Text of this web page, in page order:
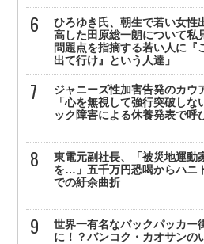
ひろゆき氏、朝生で若い女性
高した田原総一朗について私
問題点を指摘する若い人に『
出て行け』という人達」
ジャニーズ性加害告発のカウ
「心を無視して強行突破しな
ック障害による休養発表で呼
東電元副社長、「被災地運動
を…」五千万円恐喝からハニ
での紆余曲折
世界一有名なバックパッカー
に！？バンコク・カオサンの